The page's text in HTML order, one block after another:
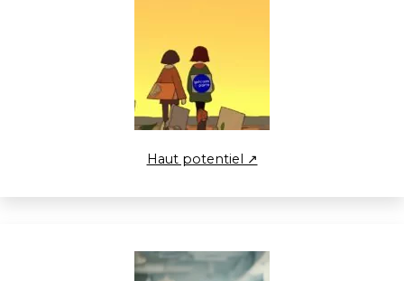
Haut potentiel ↗